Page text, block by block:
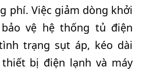
phí. Việc giảm dòng khởi
vệ hệ thống tủ điện
trạng sụt áp, kéo dài
bị điện lạnh và máy